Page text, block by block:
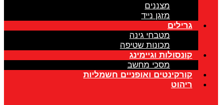
מצננים
מזגן נייד
גרילים
מטבחי גינה
מכונות שטיפה
קונסולות וגיימינג
מסכי מחשב
קורקינטים ואופניים חשמליות
ריהוט